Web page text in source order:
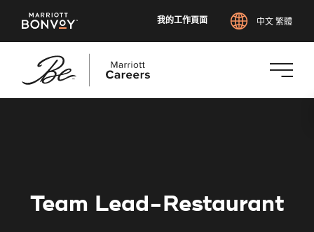
我的工作頁面 中文 繁體
Team Lead-Restaurant